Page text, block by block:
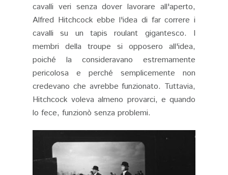
cavalli veri senza dover lavorare all'aperto,
Alfred Hitchcock ebbe l'idea di far correre i
cavalli su un tapis roulant gigantesco. I
membri della troupe si opposero all'idea,
poiché la consideravano estremamente
pericolosa e perché semplicemente non
credevano che avrebbe funzionato. Tuttavia,
Hitchcock voleva almeno provarci, e quando
lo fece, funzionò senza problemi.